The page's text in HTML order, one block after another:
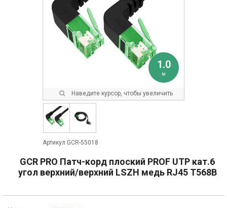
1.0
м
Наведите курсор, чтобы увеличить
Артикул GCR-55018
GCR PRO Патч-корд плоский PROF UTP кат.6
угол верхний/верхний LSZH медь RJ45 T568B